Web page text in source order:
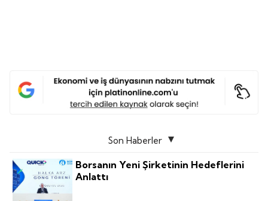
Son Haberler
Borsanın Yeni Şirketinin Hedeflerini
Anlattı